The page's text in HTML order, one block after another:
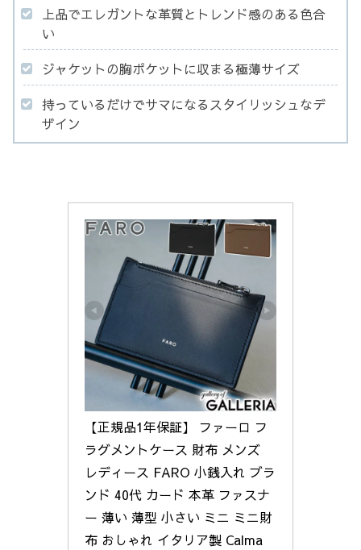
上品でエレガントな革質とトレンド感のある色合
い
ジャケットの胸ポケットに収まる極薄サイズ
持っているだけでサマになるスタイリッシュなデ
ザイン
【正規品1年保証】 ファーロ フ
ラグメントケース 財布 メンズ
レディース FARO 小銭入れ ブラ
ンド 40代 カード 本革 ファスナ
ー 薄い 薄型 小さい ミニ ミニ財
布 おしゃれ イタリア製 Calma